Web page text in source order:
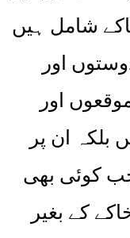
شامل ہیں
اور
اور
بلکہ ان پر
جب کوئی بھی
کے بغیر